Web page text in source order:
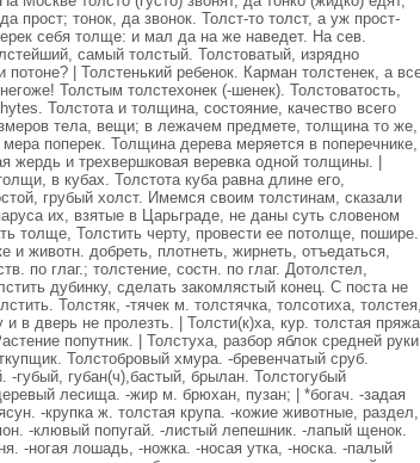
прост; тонок, да звонок. Толст-то толст, а уж прост-
себя толще: и мал да на же наведет. На сев.
самый толстый. Толстоватый, изрядно
| Толстенький ребенок. Карман толстенек, а
Толстым толстехонек (-шенек). Толстоватость,
Толстота и толщина, состояние, качество всего
тела, вещи; в лежачем предмете, толщина то же,
поперек. Толщина дерева меряется в поперечнике,
жердь и трехвершковая веревка одной толщины. |
в кубах. Толстота куба равна длине его,
грубый холст. Имемся своим толстинам, сказали
их, взятые в Царьграде, не даны суть словеном
толще, Толстить черту, провести ее потолще, пошире.
и животн. добреть, плотнеть, жирнеть, отъедаться,
по глаг.; толстение, состн. по глаг. Дотолстел,
дубинку, сделать закомлястый конец. С поста не
Толстяк, -тячек м. толстячка, толсотиха, толстея,
в дверь не пролезть. | Толсти(к)ха, кур. толстая
попутник. | Толстуха, разбор яблок средней
Толстобровый хмура. -бревенчатый сруб.
губый, губан(ч),бастый, брылан. Толстогубый
лесища. -жир м. брюхан, пузан; | *богач. -задая
-крупка ж. толстая крупа. -кожие животные, раздел,
-клювый попугай. -листый лепешник. -лапый щенок.
-ногая лошадь, -ножка. -носая утка, -носка. -палый